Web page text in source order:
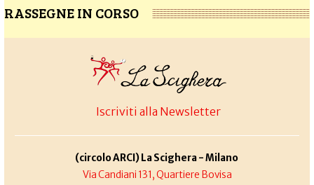
RASSEGNE IN CORSO
Iscriviti alla Newsletter
(circolo ARCI) La Scighera - Milano
Via Candiani 131, Quartiere Bovisa